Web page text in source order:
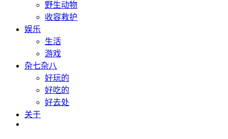
野生动物
收容救护
娱乐
生活
游戏
杂七杂八
好玩的
好吃的
好去处
关于